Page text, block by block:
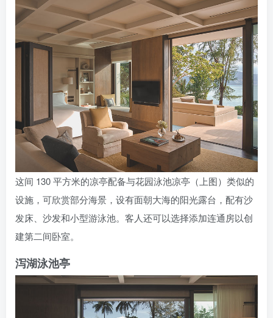
这间 130 平方米的凉亭配备与花园泳池凉亭（上图）类似的
设施，可欣赏部分海景，设有面朝大海的阳光露台，配有沙
发床、沙发和小型游泳池。客人还可以选择添加连通房以创
建第二间卧室。
泻湖泳池亭